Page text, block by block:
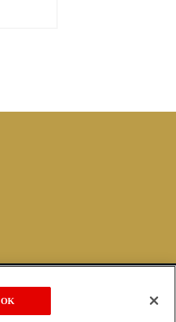
Copyright Meiji Co., Ltd. All Rights Reserved.
OK